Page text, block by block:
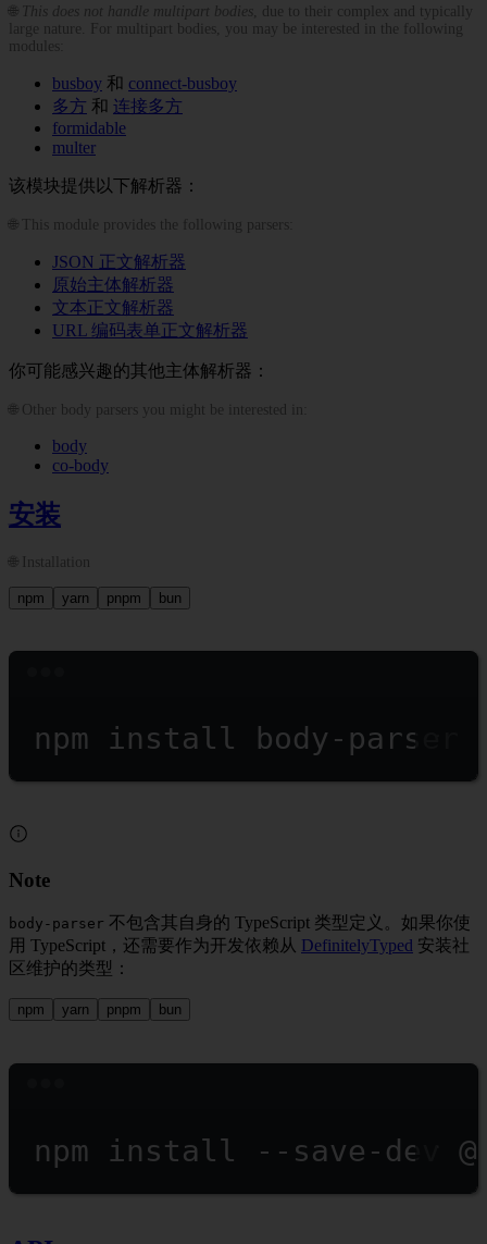
🌐 This does not handle multipart bodies
, due to their complex and typically
large nature. For multipart bodies, you may be interested in the following
modules:
busboy 和 connect-busboy
多方 和 连接多方
formidable
multer
该模块提供以下解析器：
🌐 This module provides the following parsers:
JSON 正文解析器
原始主体解析器
文本正文解析器
URL 编码表单正文解析器
你可能感兴趣的其他主体解析器：
🌐 Other body parsers you might be interested in:
body
co-body
安装
🌐 Installation
npm yarn pnpm bun
npm install body-parser
Note
body-parser 不包含其自身的 TypeScript 类型定义。如果你使
用 TypeScript，还需要作为开发依赖从 DefinitelyTyped 安装社
区维护的类型：
npm yarn pnpm bun
npm install --save-dev